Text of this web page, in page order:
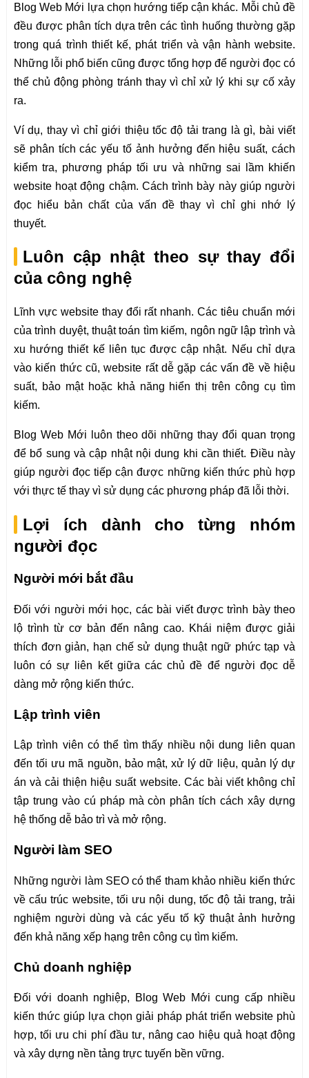
Blog Web Mới lựa chọn hướng tiếp cận khác. Mỗi chủ đề
đều được phân tích dựa trên các tình huống thường gặp
trong quá trình thiết kế, phát triển và vận hành website.
Những lỗi phổ biến cũng được tổng hợp để người đọc có
thể chủ động phòng tránh thay vì chỉ xử lý khi sự cố xảy
ra.
Ví dụ, thay vì chỉ giới thiệu tốc độ tải trang là gì, bài viết
sẽ phân tích các yếu tố ảnh hưởng đến hiệu suất, cách
kiểm tra, phương pháp tối ưu và những sai lầm khiến
website hoạt động chậm. Cách trình bày này giúp người
đọc hiểu bản chất của vấn đề thay vì chỉ ghi nhớ lý
thuyết.
Luôn cập nhật theo sự thay đổi
của công nghệ
Lĩnh vực website thay đổi rất nhanh. Các tiêu chuẩn mới
của trình duyệt, thuật toán tìm kiếm, ngôn ngữ lập trình và
xu hướng thiết kế liên tục được cập nhật. Nếu chỉ dựa
vào kiến thức cũ, website rất dễ gặp các vấn đề về hiệu
suất, bảo mật hoặc khả năng hiển thị trên công cụ tìm
kiếm.
Blog Web Mới luôn theo dõi những thay đổi quan trọng
để bổ sung và cập nhật nội dung khi cần thiết. Điều này
giúp người đọc tiếp cận được những kiến thức phù hợp
với thực tế thay vì sử dụng các phương pháp đã lỗi thời.
Lợi ích dành cho từng nhóm
người đọc
Người mới bắt đầu
Đối với người mới học, các bài viết được trình bày theo
lộ trình từ cơ bản đến nâng cao. Khái niệm được giải
thích đơn giản, hạn chế sử dụng thuật ngữ phức tạp và
luôn có sự liên kết giữa các chủ đề để người đọc dễ
dàng mở rộng kiến thức.
Lập trình viên
Lập trình viên có thể tìm thấy nhiều nội dung liên quan
đến tối ưu mã nguồn, bảo mật, xử lý dữ liệu, quản lý dự
án và cải thiện hiệu suất website. Các bài viết không chỉ
tập trung vào cú pháp mà còn phân tích cách xây dựng
hệ thống dễ bảo trì và mở rộng.
Người làm SEO
Những người làm SEO có thể tham khảo nhiều kiến thức
về cấu trúc website, tối ưu nội dung, tốc độ tải trang, trải
nghiệm người dùng và các yếu tố kỹ thuật ảnh hưởng
đến khả năng xếp hạng trên công cụ tìm kiếm.
Chủ doanh nghiệp
Đối với doanh nghiệp, Blog Web Mới cung cấp nhiều
kiến thức giúp lựa chọn giải pháp phát triển website phù
hợp, tối ưu chi phí đầu tư, nâng cao hiệu quả hoạt động
và xây dựng nền tảng trực tuyến bền vững.